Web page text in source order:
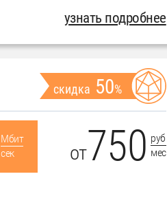
узнать подробнее
скидка 50%
Мбит
сек
от750 руб
мес